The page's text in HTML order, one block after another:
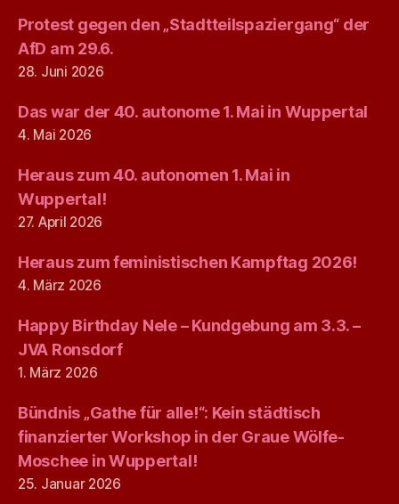
Protest gegen den „Stadtteilspaziergang“ der
AfD am 29.6.
28. Juni 2026
Das war der 40. autonome 1. Mai in Wuppertal
4. Mai 2026
Heraus zum 40. autonomen 1. Mai in
Wuppertal!
27. April 2026
Heraus zum feministischen Kampftag 2026!
4. März 2026
Happy Birthday Nele – Kundgebung am 3.3. –
JVA Ronsdorf
1. März 2026
Bündnis „Gathe für alle!“: Kein städtisch
finanzierter Workshop in der Graue Wölfe-
Moschee in Wuppertal!
25. Januar 2026